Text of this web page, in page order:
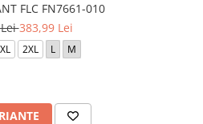
FLC FN7661-010
383,99 Lei
XL 2XL L M